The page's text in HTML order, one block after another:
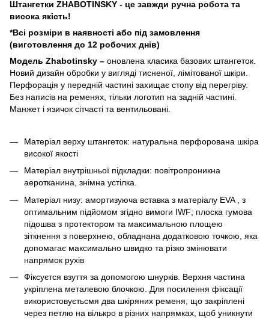
Штангетки ZHABOTINSKY - це завжди ручна робота та
висока якість!
*Всі розміри в наявності або під замовлення
(виготовлення до 12 робочих днів)
Модель Zhabotinsky – оновлена ​​класика базових штангеток.
Новий дизайн обробки у вигляді тисненої, лімітованої шкіри.
Перфорація у передній частині захищає стопу від перегріву.
Без написів на ременях, тільки логотип на задній частині.
Манжет і язичок сітчасті та вентильовані.
Матеріал верху штангеток: натуральна перфорована шкіра
високої якості
Матеріал внутрішньої підкладки: повітропроникна
аеротканина, знімна устілка.
Матеріал низу: амортизуюча вставка з матеріалу EVA , з
оптимальним підйомом згідно вимоги IWF; плоска гумова
підошва з протектором та максимальною площею
зіткнення з поверхнею, обладнана додатковою точкою, яка
допомагає максимально швидко та різко змінювати
напрямок рухів
Фіксуєтся взуття за допомогою шнурків. Верхня частина
укріплена металевою блочкою. Для посилення фіксації
використовуєтьсмя два шкіряних ременя, що закріплені
через петлю на вількро в різних напрямках, щоб уникнути